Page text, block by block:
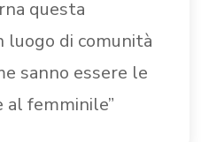
questa
di comunità
sanno essere le
al femminile”